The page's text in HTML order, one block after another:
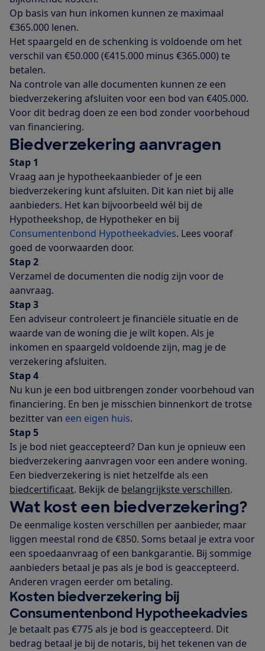
Op basis van hun inkomen kunnen ze maximaal
€365.000 lenen.
Het spaargeld en de schenking is voldoende om het
verschil van €50.000 (€415.000 minus €365.000) te
betalen.
Na controle van alle documenten kunnen ze een
biedverzekering afsluiten voor een bod van €405.000.
Voor dit bedrag doen ze een bod zonder voorbehoud
van financiering.
Biedverzekering aanvragen
Stap 1
Vraag aan je hypotheekaanbieder of je een
biedverzekering kunt afsluiten. Dit kan niet bij alle
aanbieders. Het kan bijvoorbeeld wél bij de
Hypotheekshop, de Hypotheker en bij
Consumentenbond Hypotheekadvies. Lees vooraf
goed de voorwaarden door.
Stap 2
Verzamel de documenten die nodig zijn voor de
aanvraag.
Stap 3
Een adviseur controleert je financiële situatie en de
waarde van de woning die je wilt kopen. Als je
inkomen en spaargeld voldoende zijn, mag je de
verzekering afsluiten.
Stap 4
Nu kun je een bod uitbrengen zonder voorbehoud van
financiering. En ben je misschien binnenkort de trotse
bezitter van een eigen huis.
Stap 5
Is je bod niet geaccepteerd? Dan kun je opnieuw een
biedverzekering aanvragen voor een andere woning.
Een biedverzekering is niet hetzelfde als een
biedcertificaat. Bekijk de belangrijkste verschillen.
Wat kost een biedverzekering?
De eenmalige kosten verschillen per aanbieder, maar
liggen meestal rond de €850. Soms betaal je extra voor
een spoedaanvraag of een bankgarantie. Bij sommige
aanbieders betaal je pas als je bod is geaccepteerd.
Anderen vragen eerder om betaling.
Kosten biedverzekering bij
Consumentenbond Hypotheekadvies
Je betaalt pas €775 als je bod is geaccepteerd. Dit
bedrag betaal je bij de notaris, bij het tekenen van de